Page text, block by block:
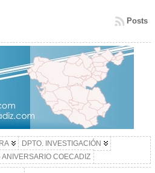
Posts
DPTO. INVESTIGACIÓN
ANIVERSARIO COECADIZ